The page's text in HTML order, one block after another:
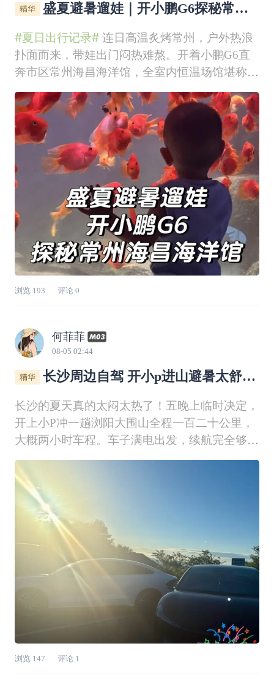
盛夏避暑遛娃｜开小鹏G6探秘常州
#夏日出行记录#连日高温炙烤常州，户外热浪
扑面而来，带娃出门闷热难熬。开着小鹏G6直
奔市区常州海昌海洋馆，全室内恒温场馆堪称天
然避暑秘境，告别烈日暴晒，沉浸式穿梭海底隧
道，和各式海洋生物邂逅，解锁清爽惬意的亲子
夏日。出发前十几分钟，我掏出手机打开小鹏A
PP，远程启动车内极速空调。露天停放的车子
浏览 193 评论 0
何菲菲
08-05 02:44
长沙周边自驾 开小p进山避暑太舒服
长沙的夏天真的太闷太热了！五晚上临时决定，
开上小P冲一趟浏阳大围山全程一百二十公里，
大概两小时车程。车子满电出发，续航完全够
用。刚驶出长沙城区就遇上暴雨，当时心里特别
没底，怕这趟行程直接泡汤。立刻查了浏阳当地
天气，显示只是多云。想着已经上路，干脆直接
往前开，不折返。越靠近大围山，天气越晴朗。
开到半路
浏览 147 评论 1